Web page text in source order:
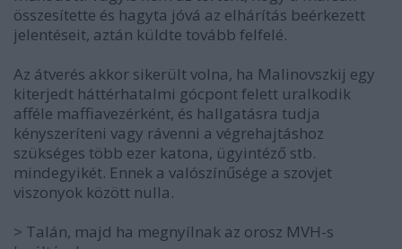
összesítette és hagyta jóvá az elhárítás beérkezett
jelentéseit, aztán küldte tovább felfelé.
Az átverés akkor sikerült volna, ha Malinovszkij egy
kiterjedt háttérhatalmi gócpont felett uralkodik
afféle maffiavezérként, és hallgatásra tudja
kényszeríteni vagy rávenni a végrehajtáshoz
szükséges több ezer katona, ügyintéző stb.
mindegyikét. Ennek a valószínűsége a szovjet
viszonyok között nulla.
> Talán, majd ha megnyílnak az orosz MVH-s